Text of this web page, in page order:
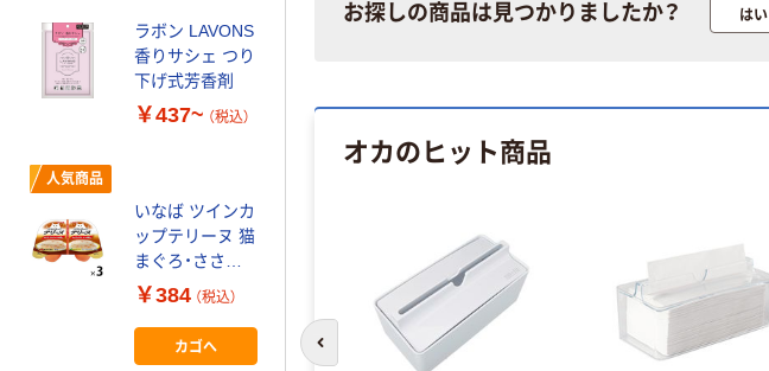
お探しの商品は見つかりましたか？ はい
オカのヒット商品
前のスライドへ
ラボン LAVONS
香りサシェ つり
下げ式芳香剤
￥437~ （税込）
人気商品
いなば ツインカ
ップテリーヌ 猫
まぐろ・ささみ
かつお節添え
キャットフード
ウェット（わけ
￥384 （税込）
カゴへ
ラボン LAVONS
￥437~
まぐろ・ささみ
かつお節添え
（35g×2個）3個
キャットフード
ウェット（わけ
￥384 （税込）
カゴへ